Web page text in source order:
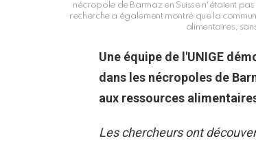
nécropole de Barmaz en Suisse n'étaient
recherche a également montré que la
alimentaires,
Une équipe de l'UNIGE
dans les nécropoles de
aux ressources
Les chercheurs ont